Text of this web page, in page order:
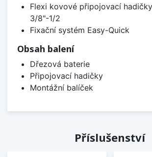
Flexi kovové připojovací
3/8"-1/2
Fixační systém Easy-Quick
Obsah balení
Dřezová baterie
Připojovací hadičky
Montážní balíček
Příslušenství